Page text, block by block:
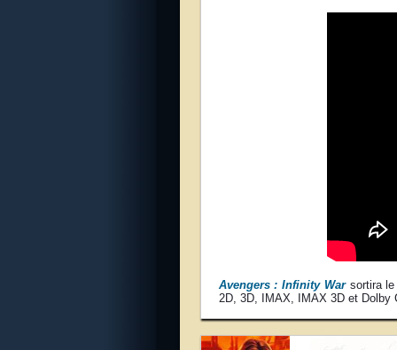
Avengers : Infinity Warsortira
2D, 3D, IMAX, IMAX 3D et Dolby